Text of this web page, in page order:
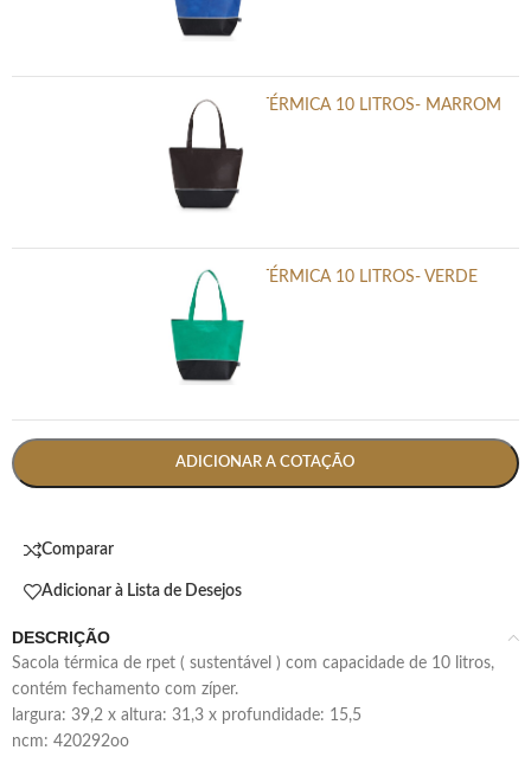
SACOLA RPET TÉRMICA 10 LITROS- MARROM
+
SACOLA RPET TÉRMICA 10 LITROS- VERDE
+
ADICIONAR A COTAÇÃO
Comparar
Adicionar à Lista de Desejos
DESCRIÇÃO
sacola térmica de rpet ( sustentável ) com capacidade de 10 litros,
contém fechamento com zíper.
largura: 39,2 x altura: 31,3 x profundidade: 15,5
ncm: 420292oo